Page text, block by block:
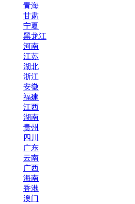
青海
甘肃
宁夏
黑龙江
河南
江苏
湖北
浙江
安徽
福建
江西
湖南
贵州
四川
广东
云南
广西
海南
香港
澳门